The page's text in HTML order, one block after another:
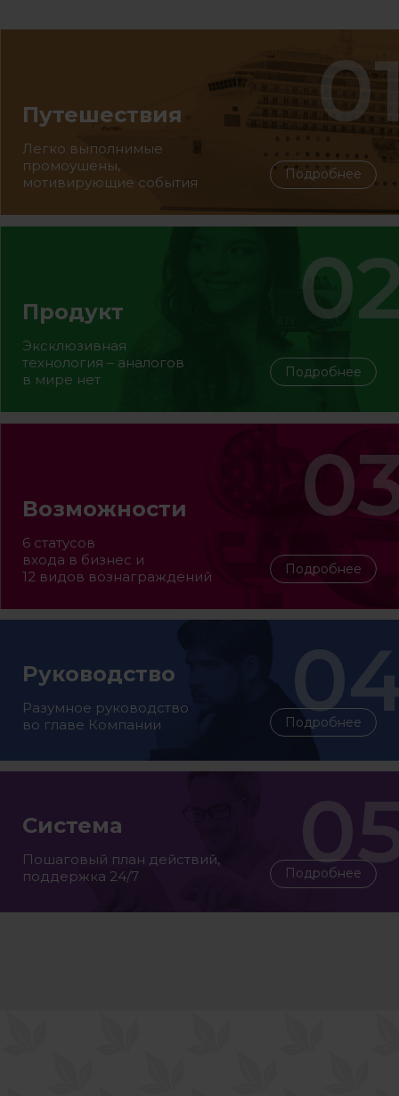
Путешествия
Легко выполнимые
промоушены,
мотивирующие события
Подробнее
Продукт
Эксклюзивная
технология – аналогов
в мире нет
Подробнее
Возможности
6 статусов
входа в бизнес и
12 видов вознаграждений
Подробнее
Руководство
Разумное руководство
во главе Компании
Подробнее
Система
Пошаговый план действий,
поддержка 24/7
Подробнее